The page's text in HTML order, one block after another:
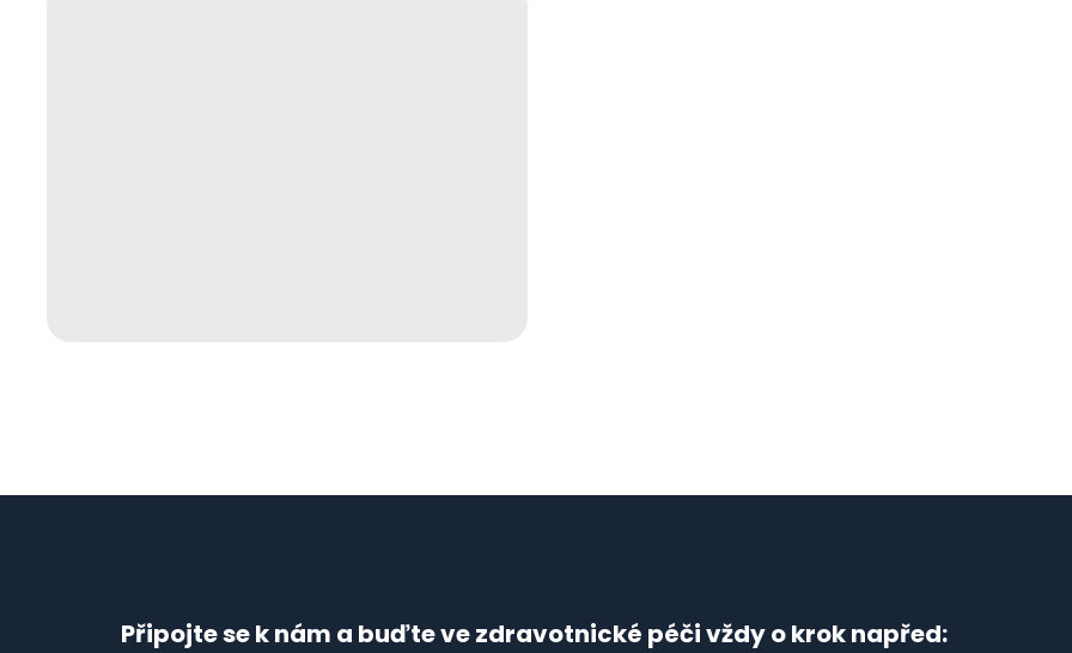
Připojte se k nám a buďte ve zdravotnické péči vždy o krok napřed: